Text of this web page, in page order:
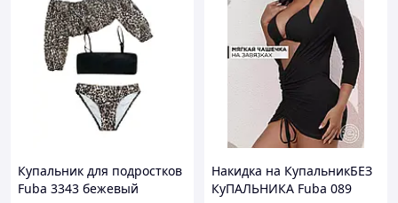
Купальник для подростков
Fuba 3343 бежевый
Накидка на КупальникБЕЗ
КуПАЛЬНИКА Fuba 089